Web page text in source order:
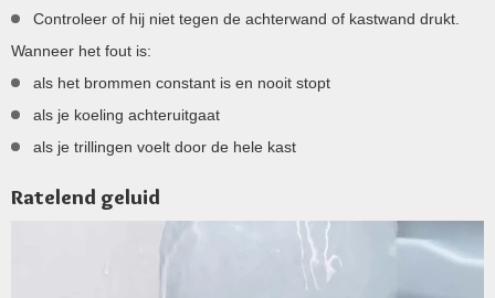
Controleer of hij niet tegen de achterwand of kastwand drukt.
Wanneer het fout is:
als het brommen constant is en nooit stopt
als je koeling achteruitgaat
als je trillingen voelt door de hele kast
Ratelend geluid